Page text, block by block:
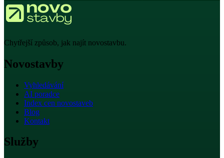
Chytřejší způsob, jak najít novostavbu.
Novostavby
Vyhledávání
AI poradce
Index cen novostaveb
Blog
Kontakt
Služby